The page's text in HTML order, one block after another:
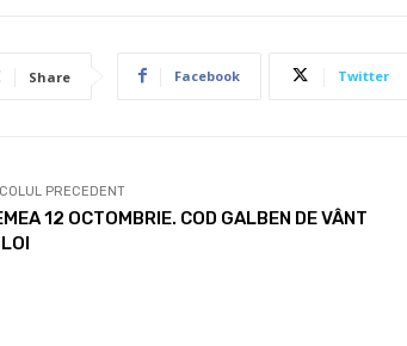
Share Facebook Twitter
PRECEDENT
12 OCTOMBRIE. COD GALBEN DE VÂNT